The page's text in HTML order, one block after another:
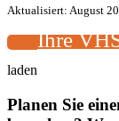
Aktualisiert: August
Ihre
laden
Planen Sie